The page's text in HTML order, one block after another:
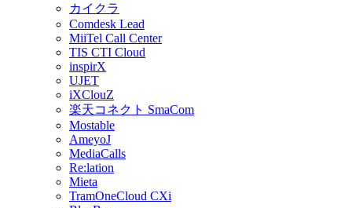
カイクラ
Comdesk Lead
MiiTel Call Center
TIS CTI Cloud
inspirX
UJET
iXClouZ
楽天コネクト SmaCom
Mostable
AmeyoJ
MediaCalls
Re:lation
Mieta
TramOneCloud CXi